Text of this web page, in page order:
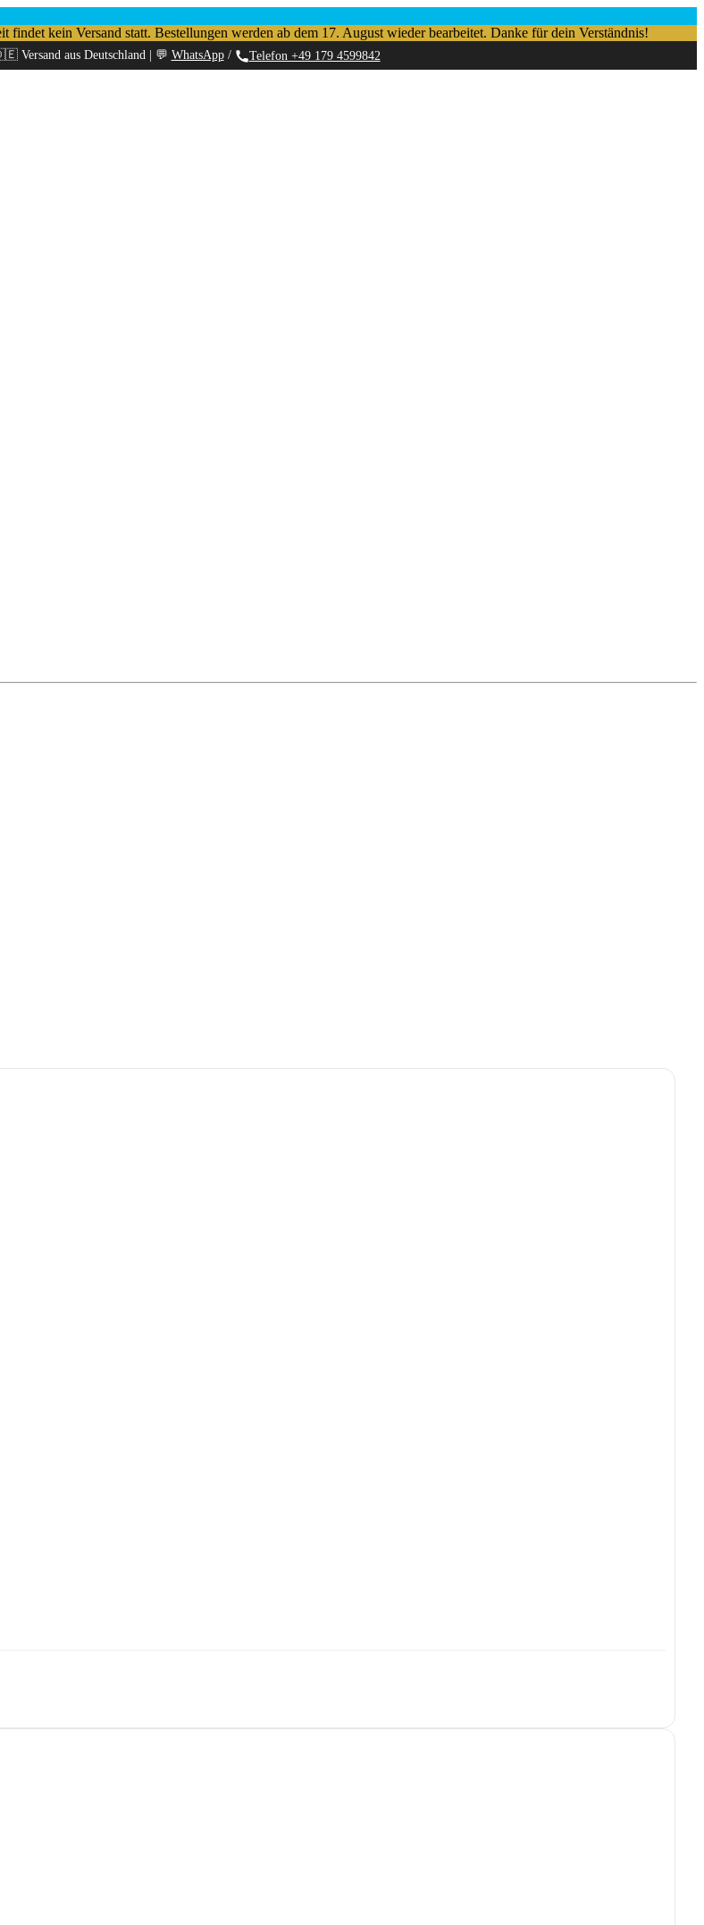
kein Versand statt. Bestellungen werden ab dem 17. August wieder bearbeitet. Danke für dein Verständnis!
Versand aus Deutschland | 💬 WhatsApp/ Telefon +49 179 4599842